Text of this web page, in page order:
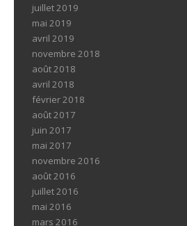
juillet 2019
mai 2019
avril 2019
novembre 2018
août 2018
avril 2018
février 2018
août 2017
juin 2017
mai 2017
novembre 2016
août 2016
juillet 2016
mai 2016
mars 2016